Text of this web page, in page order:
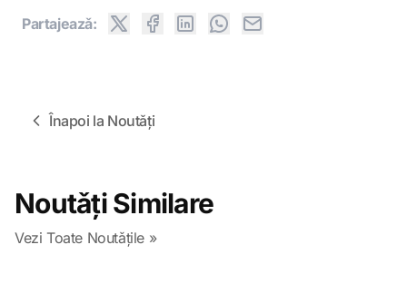
Partajeazǎ:
Înapoi la Noutǎți
Noutǎți Similare
Vezi Toate Noutǎțile »